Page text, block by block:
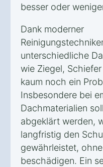
besser oder
Dank moderner
unterschiedliche
wie Ziegel,
kaum noch ein
Insbesondere bei
Dachmaterialien
abgeklärt werden,
langfristig den
gewährleistet,
beschädigen. Ein